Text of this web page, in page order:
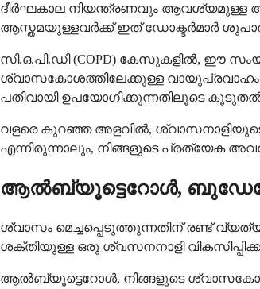
ദീർഘകാല നിയന്ത്രണവും ആവശ്യമുള്ള
ആസ്തമയുള്ളവർക്ക് ഇത് ഡോക്ടർമാർ
സി.ഒ.പി.ഡി (COPD) കേസുകളിൽ, ഈ
ശ്വാസകോശത്തിലേക്കുള്ള
പതിവായി ഉപയോഗിക്കുന്നതിലൂടെ കൂടുതൽ
വളരെ കുറഞ്ഞ അളവിൽ, ശ്വാസനാളിയുടെ
എന്നിരുന്നാലും, നിങ്ങളുടെ പ്രത്യേക
ആൽബ്യൂട്ടെറോൾ,
ശ്വാസം മെച്ചപ്പെടുത്തുന്നതിന് രണ്ട്
ശക്തിയുള്ള ഒരു ശ്വസനനാളി
ആൽബ്യൂട്ടെറോൾ, നിങ്ങളുടെ ശ്വാസകോശ